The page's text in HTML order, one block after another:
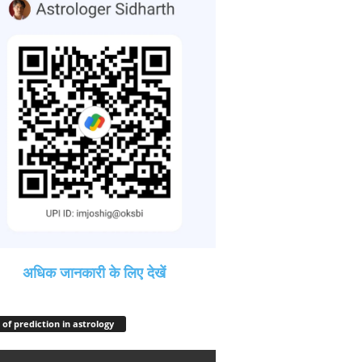
अधिक जानकारी के लिए देखें
prediction in astrology